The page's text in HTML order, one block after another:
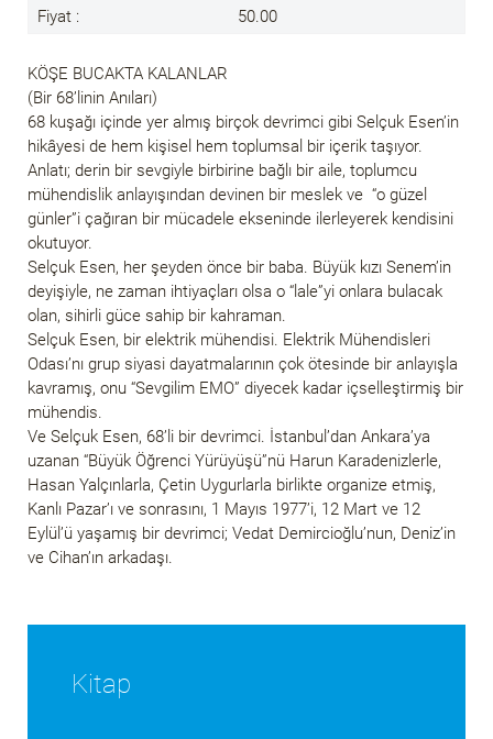
Fiyat :
50.00
KÖŞE BUCAKTA KALANLAR
(Bir 68’linin Anıları)
68 kuşağı içinde yer almış birçok devrimci gibi Selçuk Esen’in
hikâyesi de hem kişisel hem toplumsal bir içerik taşıyor.
Anlatı; derin bir sevgiyle birbirine bağlı bir aile, toplumcu
mühendislik anlayışından devinen bir meslek ve “o güzel
günler”i çağıran bir mücadele ekseninde ilerleyerek kendisini
okutuyor.
Selçuk Esen, her şeyden önce bir baba. Büyük kızı Senem’in
deyişiyle, ne zaman ihtiyaçları olsa o “lale”yi onlara bulacak
olan, sihirli güce sahip bir kahraman.
Selçuk Esen, bir elektrik mühendisi. Elektrik Mühendisleri
Odası’nı grup siyasi dayatmalarının çok ötesinde bir anlayışla
kavramış, onu “Sevgilim EMO” diyecek kadar içselleştirmiş bir
mühendis.
Ve Selçuk Esen, 68’li bir devrimci. İstanbul’dan Ankara’ya
uzanan “Büyük Öğrenci Yürüyüşü”nü Harun Karadenizlerle,
Hasan Yalçınlarla, Çetin Uygurlarla birlikte organize etmiş,
Kanlı Pazar’ı ve sonrasını, 1 Mayıs 1977’i, 12 Mart ve 12
Eylül’ü yaşamış bir devrimci; Vedat Demircioğlu’nun, Deniz’in
ve Cihan’ın arkadaşı.
Kitap